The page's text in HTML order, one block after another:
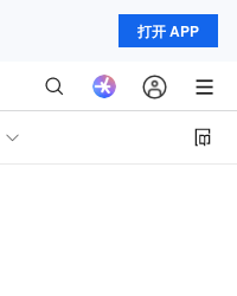
打开 APP